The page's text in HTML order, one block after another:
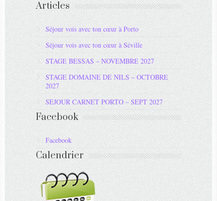
Articles
Séjour vois avec ton cœur à Porto
Séjour vois avec ton cœur à Séville
STAGE BESSAS – NOVEMBRE 2027
STAGE DOMAINE DE NILS – OCTOBRE
2027
SEJOUR CARNET PORTO – SEPT 2027
Facebook
Facebook
Calendrier